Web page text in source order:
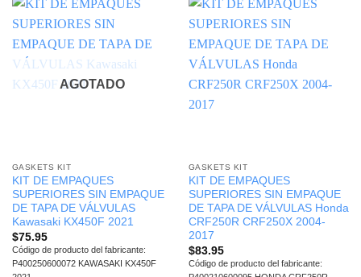
AGOTADO
GASKETS KIT
KIT DE EMPAQUES
SUPERIORES SIN EMPAQUE
DE TAPA DE VÁLVULAS
Kawasaki KX450F 2021
$75.95
Código de producto del fabricante:
P400250600072 KAWASAKI KX450F
GASKETS KIT
KIT DE EMPAQUES
SUPERIORES SIN EMPAQUE
DE TAPA DE VÁLVULAS Honda
CRF250R CRF250X 2004-
2017
$83.95
Código de producto del fabricante: